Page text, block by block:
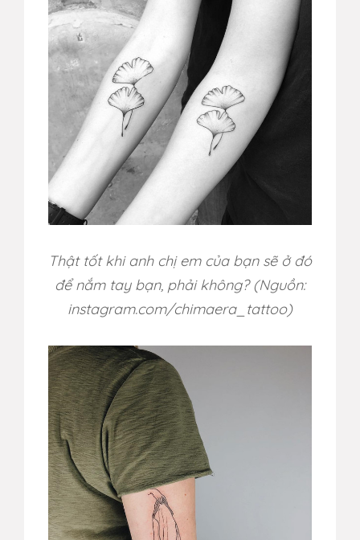
Thật tốt khi anh chị em của bạn sẽ ở đó
để nắm tay bạn, phải không?(Nguồn:
instagram.com/chimaera_tattoo)